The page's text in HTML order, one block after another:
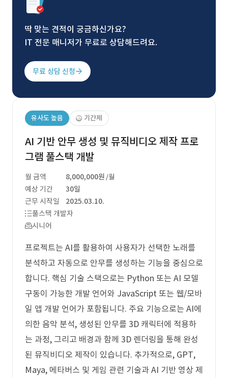
딱 맞는 견적이 궁금하신가요?
IT 전문 매니저가 무료로 상담해드려요.
무료 상담 신청
유사도 높음 기간제
AI 기반 안무 생성 및 뮤직비디오 제작 프로
그램 풀스택 개발
월 금액 8,000,000원 /월
예상 기간
30일
근무 시작일
2025.03.10.
풀스택 개발자
시니어
프로젝트는 AI를 활용하여 사용자가 선택한 노래를
분석하고 자동으로 안무를 생성하는 기능을 중심으로
합니다. 핵심 기술 스택으로는 Python 또는 AI 모델
구동이 가능한 개발 언어와 JavaScript 또는 웹/모바
일 앱 개발 언어가 포함됩니다. 주요 기능으로는 AI에
의한 음악 분석, 생성된 안무를 3D 캐릭터에 적용하
는 과정, 그리고 배경과 함께 3D 렌더링을 통해 완성
된 뮤직비디오 제작이 있습니다. 추가적으로, GPT,
Maya, 메타버스 및 게임 관련 기술과 AI 기반 영상 제